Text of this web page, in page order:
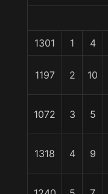
1301 1 4
1197 2 10
1072 3 5
1318 4 9